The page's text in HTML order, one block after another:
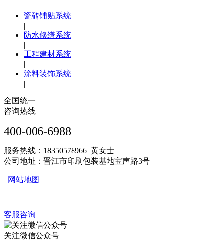
瓷砖铺贴系统
|
防水修缮系统
|
工程建材系统
|
涂料装饰系统
|
全国统一
咨询热线
400-006-6988
服务热线：18350578966 黄女士
公司地址：晋江市印刷包装基地宝声路3号
网站地图
客服咨询
关注微信公众号